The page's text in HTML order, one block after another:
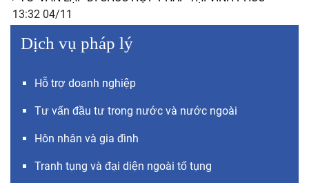
13:32 04/11
Dịch vụ pháp lý
Hỗ trợ doanh nghiệp
Tư vấn đầu tư trong nước và nước ngoài
Hôn nhân và gia đình
Tranh tụng và đại diện ngoài tố tụng